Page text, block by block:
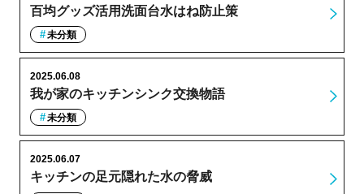
百均グッズ活用洗面台水はね防止策
未分類
我が家のキッチンシンク交換物語
2025.06.08
未分類
キッチンの足元隠れた水の脅威
2025.06.07